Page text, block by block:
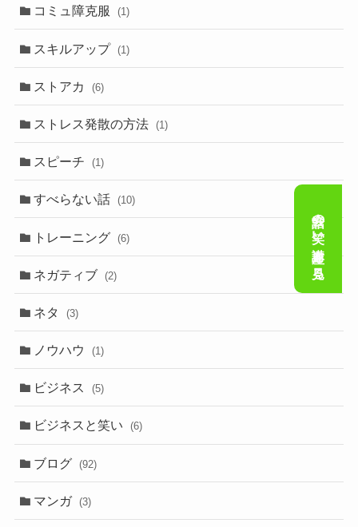
コミュ障克服 (1)
スキルアップ (1)
ストアカ (6)
ストレス発散の方法 (1)
スピーチ (1)
すべらない話 (10)
トレーニング (6)
ネガティブ (2)
ネタ (3)
ノウハウ (1)
ビジネス (5)
ビジネスと笑い (6)
ブログ (92)
マンガ (3)
会話の笑い講座を見る